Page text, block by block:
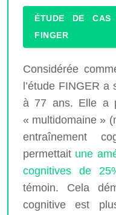
ÉTUDE DE CAS
FINGER
Considérée
l’étude FINGER
à 77 ans. Elle a
« multidomaine »
entraînement
permettait une
cognitives de
témoin. Cela
cognitive est